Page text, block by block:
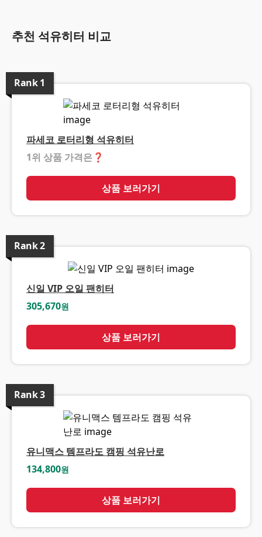
추천 석유히터 비교
Rank1
파세코 로터리형 석유히터
1위 상품 가격은 ❓
상품 보러가기
Rank2
신일 VIP 오일 팬히터
305,670원
상품 보러가기
Rank3
유니맥스 템프라도 캠핑 석유난로
134,800원
상품 보러가기